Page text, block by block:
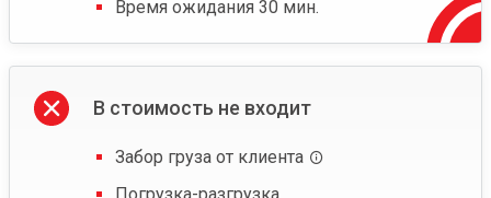
Время ожидания 30 мин.
В стоимость не входит
Забор груза от клиента